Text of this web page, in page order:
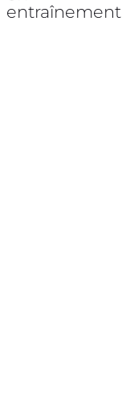
entraînement